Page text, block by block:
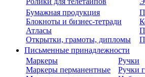
Бумажная продукция
Блокноты и бизнес-тетради
Атласы
Открытки, грамоты, дипломы
Письменные принадлежности
Маркеры
Маркеры перманентные
Ручки
Ручки